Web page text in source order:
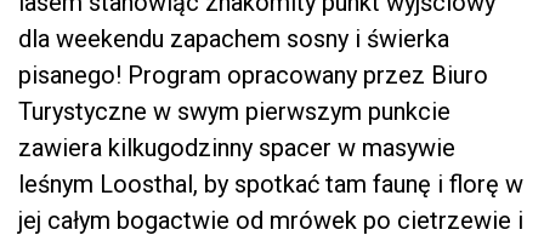
dla weekendu zapachem sosny i świerka
pisanego! Program opracowany przez Biuro
Turystyczne w swym pierwszym punkcie
zawiera kilkugodzinny spacer w masywie
leśnym Loosthal, by spotkać tam faunę i florę w
jej całym bogactwie od mrówek po cietrzewie i